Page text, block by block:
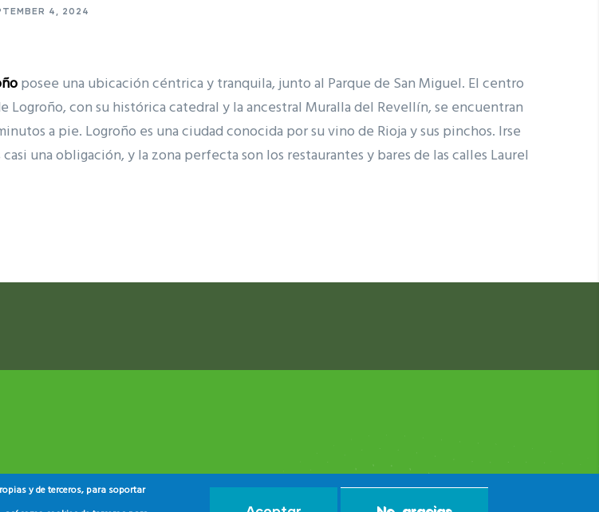
4, 2024
posee una ubicación céntrica y tranquila, junto al Parque de San Miguel. El centro
Logroño, con su histórica catedral y la ancestral Muralla del Revellín, se encuentran
a pie. Logroño es una ciudad conocida por su vino de Rioja y sus pinchos. Irse
una obligación, y la zona perfecta son los restaurantes y bares de las calles Laurel
y de terceros, para soportar